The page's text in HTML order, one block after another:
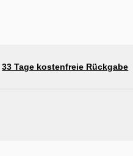
33 Tage kostenfreie Rückgabe